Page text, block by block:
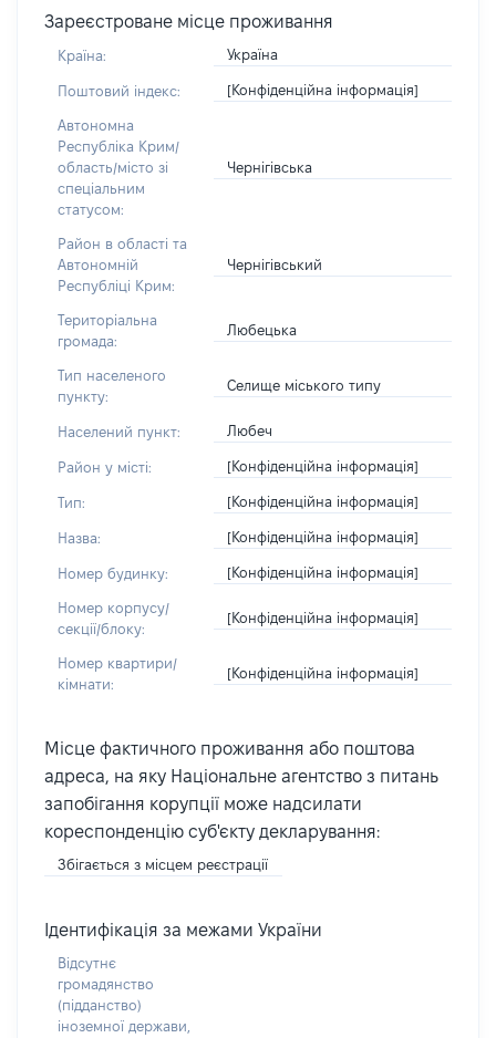
Зареєстроване місце проживання
Країна: Україна
Поштовий індекс: [Конфіденційна інформація]
Автономна
Республіка Крим/
область/місто зі
спеціальним
статусом:
Чернігівська
Район в області та
Автономній
Республіці Крим:
Чернігівський
Територіальна
громада:
Любецька
Тип населеного
пункту:
Селище міського типу
Населений пункт: Любеч
Район у місті: [Конфіденційна інформація]
Тип: [Конфіденційна інформація]
Назва: [Конфіденційна інформація]
Номер будинку: [Конфіденційна інформація]
Номер корпусу/
секції/блоку:
[Конфіденційна інформація]
Номер квартири/
кімнати:
[Конфіденційна інформація]
Місце фактичного проживання або поштова
адреса, на яку Національне агентство з питань
запобігання корупції може надсилати
кореспонденцію суб'єкту декларування:
Збігається з місцем реєстрації
Ідентифікація за межами України
Відсутнє
громадянство
(підданство)
іноземної держави,